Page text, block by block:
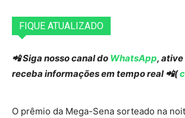
FIQUE ATUALIZADO
📲 Siga nosso canal do WhatsApp, ative
receba informações em tempo real 📲(
O prêmio da Mega-Sena sorteado na